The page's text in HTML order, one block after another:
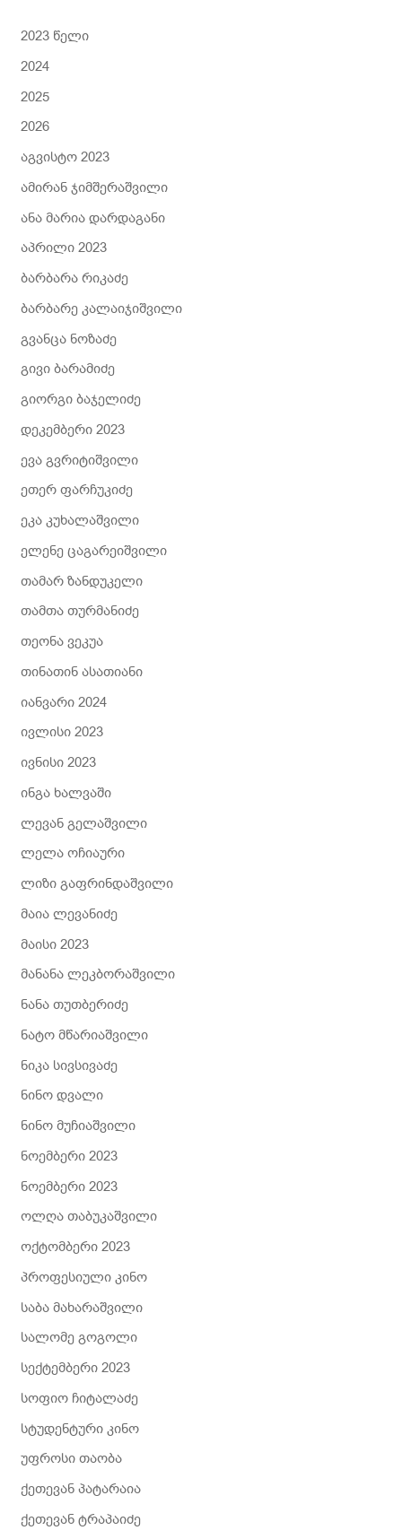
2023 წელი
2024
2025
2026
აგვისტო 2023
ამირან ჯიმშერაშვილი
ანა მარია დარდაგანი
აპრილი 2023
ბარბარა რიკაძე
ბარბარე კალაიჯიშვილი
გვანცა ნოზაძე
გივი ბარამიძე
გიორგი ბაჯელიძე
დეკემბერი 2023
ევა გვრიტიშვილი
ეთერ ფარჩუკიძე
ეკა კუხალაშვილი
ელენე ცაგარეიშვილი
თამარ ზანდუკელი
თამთა თურმანიძე
თეონა ვეკუა
თინათინ ასათიანი
იანვარი 2024
ივლისი 2023
ივნისი 2023
ინგა ხალვაში
ლევან გელაშვილი
ლელა ოჩიაური
ლიზი გაფრინდაშვილი
მაია ლევანიძე
მაისი 2023
მანანა ლეკბორაშვილი
ნანა თუთბერიძე
ნატო მწარიაშვილი
ნიკა სივსივაძე
ნინო დვალი
ნინო მუჩიაშვილი
ნოემბერი 2023
ნოემბერი 2023
ოლღა თაბუკაშვილი
ოქტომბერი 2023
პროფესიული კინო
საბა მახარაშვილი
სალომე გოგოლი
სექტემბერი 2023
სოფიო ჩიტალაძე
სტუდენტური კინო
უფროსი თაობა
ქეთევან პატარაია
ქეთევან ტრაპაიძე